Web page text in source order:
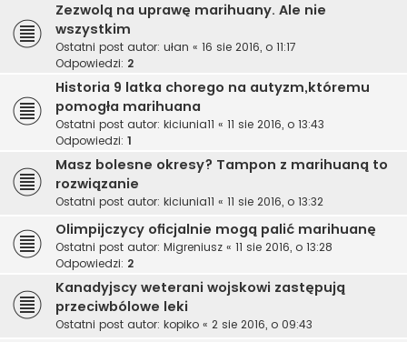
Zezwolą na uprawę marihuany. Ale nie
wszystkim
Ostatni post autor: ułan « 16 sie 2016, o 11:17
Odpowiedzi: 2
Historia 9 latka chorego na autyzm,któremu
pomogła marihuana
Ostatni post autor: kiciunia11 « 11 sie 2016, o 13:43
Odpowiedzi: 1
Masz bolesne okresy? Tampon z marihuaną to
rozwiązanie
Ostatni post autor: kiciunia11 « 11 sie 2016, o 13:32
Olimpijczycy oficjalnie mogą palić marihuanę
Ostatni post autor: Migreniusz « 11 sie 2016, o 13:28
Odpowiedzi: 2
Kanadyjscy weterani wojskowi zastępują
przeciwbólowe leki
Ostatni post autor: kopiko « 2 sie 2016, o 09:43